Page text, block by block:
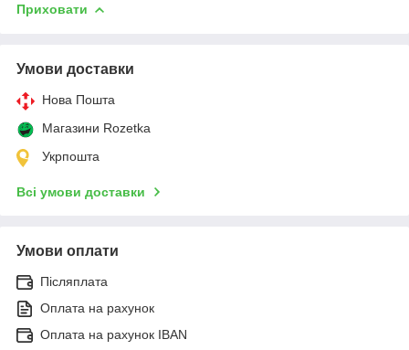
Приховати
Умови доставки
Нова Пошта
Магазини Rozetka
Укрпошта
Всі умови доставки
Умови оплати
Післяплата
Оплата на рахунок
Оплата на рахунок IBAN